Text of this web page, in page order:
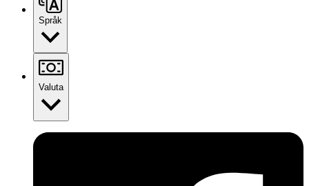
Språk
Valuta